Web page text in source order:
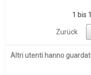
1 bis
Zurück
Altri utenti hanno